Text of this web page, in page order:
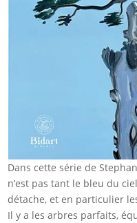
Dans cette série de
n’est pas tant le bleu du
détache, et en particulier
Il y a les arbres parfaits,